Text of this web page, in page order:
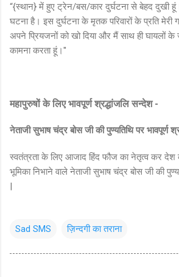
“{स्थान} में हुए ट्रेन/बस/कार दुर्घटना से बेहद दुखी
घटना है। इस दुर्घटना के मृतक परिवारों के प्रति मेरी
अपने प्रियजनों को खो दिया और मैं साथ ही घायलों के
कामना करता हूं।''
महापुरुषों के लिए भावपूर्ण श्रद्धांजलि सन्देश -
नेताजी सुभाष चंद्र बोस जी की पुण्यतिथि पर भावपूर्ण
स्वतंत्रता के लिए आजाद हिंद फौज का नेतृत्व कर देश
भूमिका निभाने वाले नेताजी सुभाष चंद्र बोस जी की
Sad SMS ज़िन्दगी का तराना